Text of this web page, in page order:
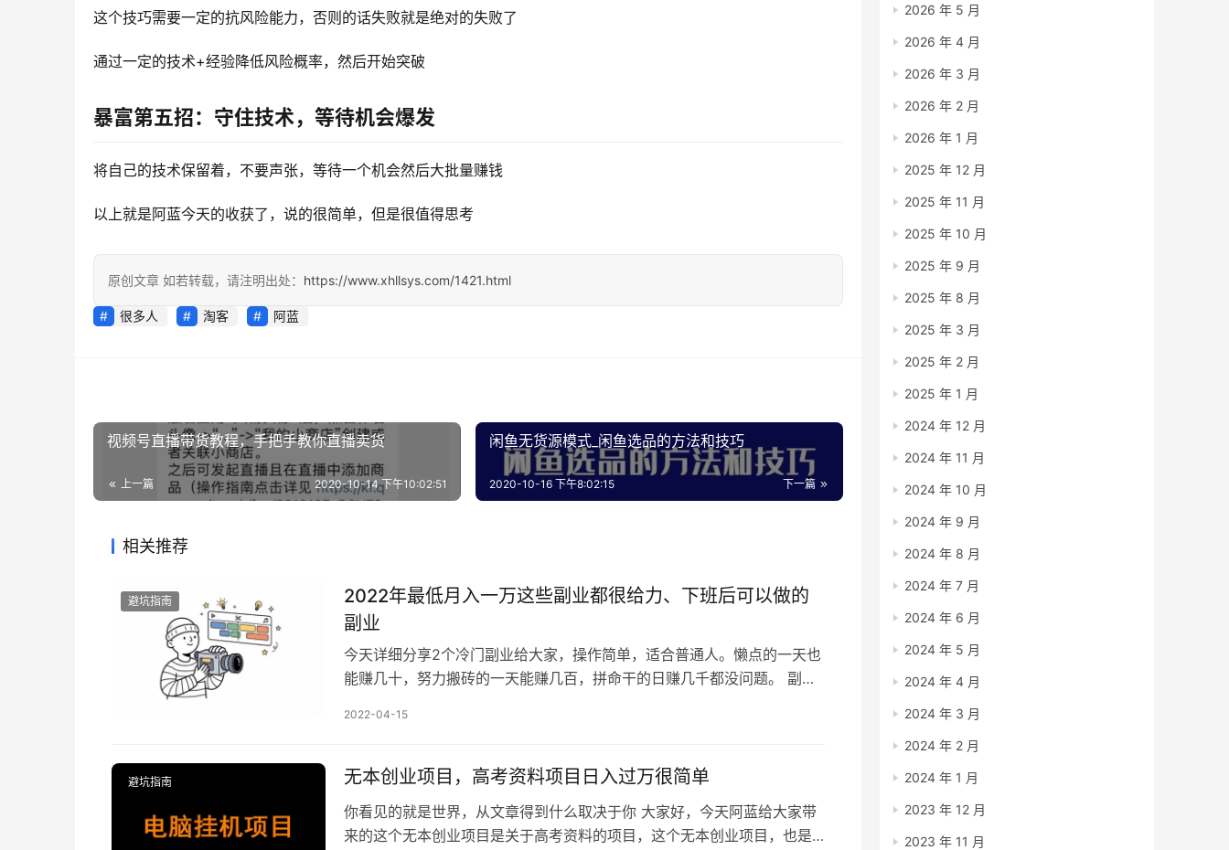
这个技巧需要一定的抗风险能力，否则的话失败就是绝对的失败了
通过一定的技术+经验降低风险概率，然后开始突破
暴富第五招：守住技术，等待机会爆发
将自己的技术保留着，不要声张，等待一个机会然后大批量赚钱
以上就是阿蓝今天的收获了，说的很简单，但是很值得思考
原创文章 如若转载，请注明出处： https://www.xhllsys.com/1421.html
很多人 淘客 阿蓝
视频号直播带货教程，手把手教你直播卖货
上一篇 2020-10-14 下午10:02:51
闲鱼无货源模式_闲鱼选品的方法和技巧
下一篇
2020-10-16 下午8:02:15
相关推荐
避坑指南
2022年最低月入一万这些副业都很给力、下班后可以做的
副业
今天详细分享2个冷门副业给大家，操作简单，适合普通人。懒点的一天也
能赚几十，努力搬砖的一天能赚几百，拼命干的日赚几千都没问题。 副业
品数量越多，自然赚的也越多。…
2022-04-15
避坑指南 无本创业项目，高考资料项目日入过万很简单
你看见的就是世界，从文章得到什么取决于你 大家好，今天阿蓝给大家带
来的这个无本创业项目是关于高考资料的项目，这个无本创业项目，也是
2026 年 5 月
2026 年 4 月
2026 年 3 月
2026 年 2 月
2026 年 1 月
2025 年 12 月
2025 年 11 月
2025 年 10 月
2025 年 9 月
2025 年 8 月
2025 年 3 月
2025 年 2 月
2025 年 1 月
2024 年 12 月
2024 年 11 月
2024 年 10 月
2024 年 9 月
2024 年 8 月
2024 年 7 月
2024 年 6 月
2024 年 5 月
2024 年 4 月
2024 年 3 月
2024 年 2 月
2024 年 1 月
2023 年 12 月
2023 年 11 月